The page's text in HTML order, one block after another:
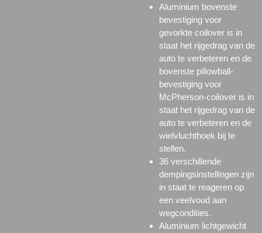
Aluminium bovenste
bevestiging voor
gevorkte coilover is in
staat het rijgedrag van de
auto te verbeteren en de
bovenste pillowball-
bevestiging voor
McPherson-coilover is in
staat het rijgedrag van de
auto te verbeteren en de
wielvluchthoek bij te
stellen.
36 verschillende
dempingsinstellingen zijn
in staat te reageren op
een veelvoud aan
wegcondities.
Aluminium lichtgewicht